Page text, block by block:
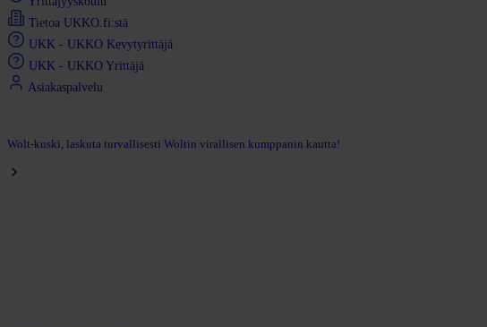
Tietoa UKKO.fi:stä
UKK - UKKO Kevytyrittäjä
UKK - UKKO Yrittäjä
Asiakaspalvelu
Wolt-kuski, laskuta turvallisesti Woltin virallisen kumppanin kautta!